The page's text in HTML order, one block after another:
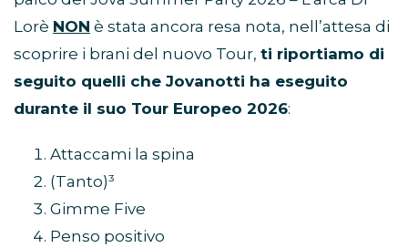
Lorè NON è stata ancora resa nota, nell’attesa di
scoprire i brani del nuovo Tour, ti riportiamo di
seguito quelli che Jovanotti ha eseguito
durante il suo Tour Europeo 2026:
Attaccami la spina
(Tanto)³
Gimme Five
Penso positivo